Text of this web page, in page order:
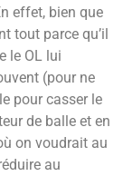
effet, bien que
tout parce qu’il
le OL lui
(pour ne
pour casser le
de balle et en
on voudrait au
au